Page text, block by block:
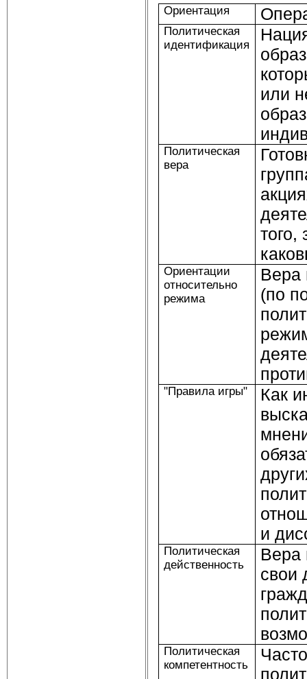
Ориентация
Политическая
идентификация
или
Политическая
вера
того,
Ориентации
относительно
режима
Вера
(по
"Правила игры"
Как
и
Политическая
действенность
Вера
свои
Политическая
компетентность